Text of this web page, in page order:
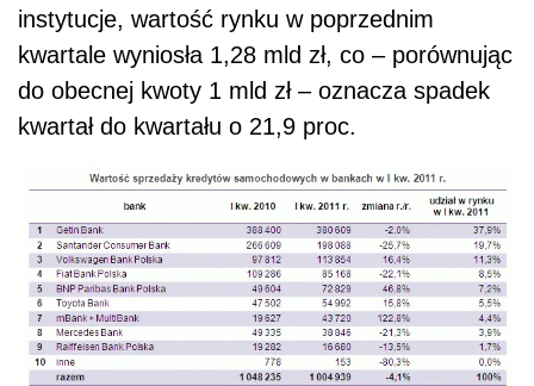
instytucje, wartość rynku w poprzednim
kwartale wyniosła 1,28 mld zł, co – porównując
do obecnej kwoty 1 mld zł – oznacza spadek
kwartał do kwartału o 21,9 proc.